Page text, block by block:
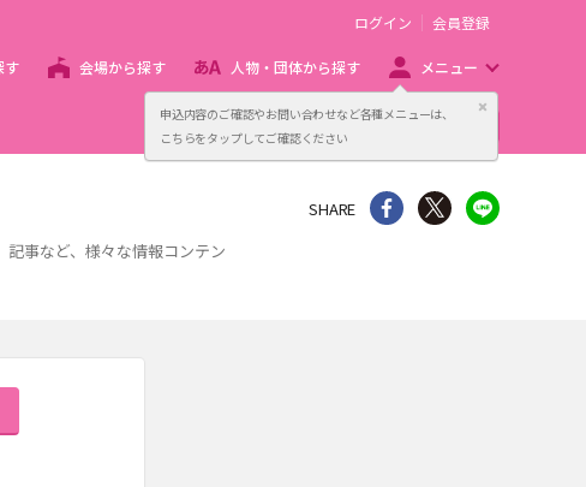
申込内容のご確認やお問い合わせなど各種メニューは、
こちらをタップしてご確認ください
閉じる
ログイン 会員登録
す 会場から探す 人物・団体から探す メニュー
主催者向け販売サービス
事など、様々な情報コンテン
SHARE シェア Twitter